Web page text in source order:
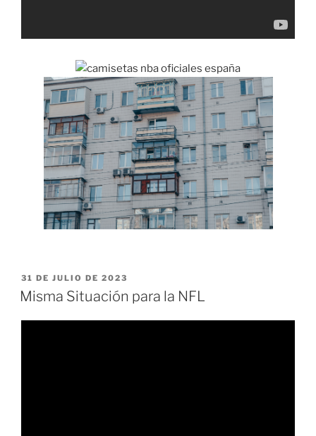
PUBLICADO
EL
31 DE JULIO DE 2023
Misma Situación para la NFL